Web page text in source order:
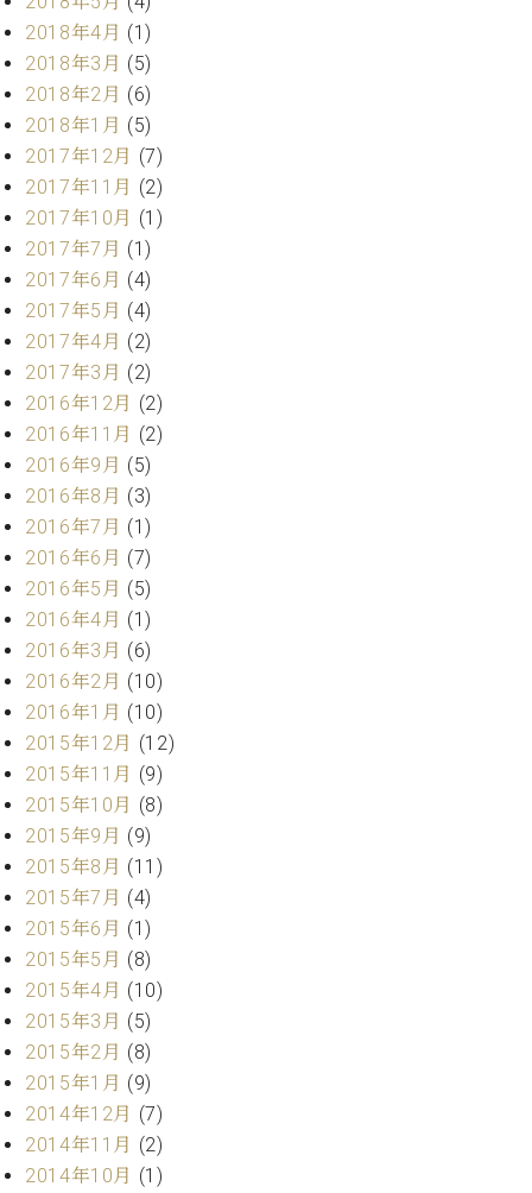
調
律
師
紹
調
律
料
金
表
お
い
合
わ
せ
尾山調律師のブ
ログ Die
Musikgasse（音
楽の小道）
2018年4月 (1)
2018年3月 (5)
2018年2月 (6)
2018年1月 (5)
2017年12月 (7)
2017年11月 (2)
2017年10月 (1)
2017年7月 (1)
2017年6月 (4)
2017年5月 (4)
2017年4月 (2)
2017年3月 (2)
2016年12月 (2)
2016年11月 (2)
2016年9月 (5)
2016年8月 (3)
2016年7月 (1)
2016年6月 (7)
2016年5月 (5)
2016年4月 (1)
2016年3月 (6)
2016年2月 (10)
2016年1月 (10)
2015年12月 (12)
2015年11月 (9)
2015年10月 (8)
2015年9月 (9)
2015年8月 (11)
2015年7月 (4)
2015年6月 (1)
2015年5月 (8)
2015年4月 (10)
2015年3月 (5)
2015年2月 (8)
2015年1月 (9)
2014年12月 (7)
2014年11月 (2)
2014年10月 (1)